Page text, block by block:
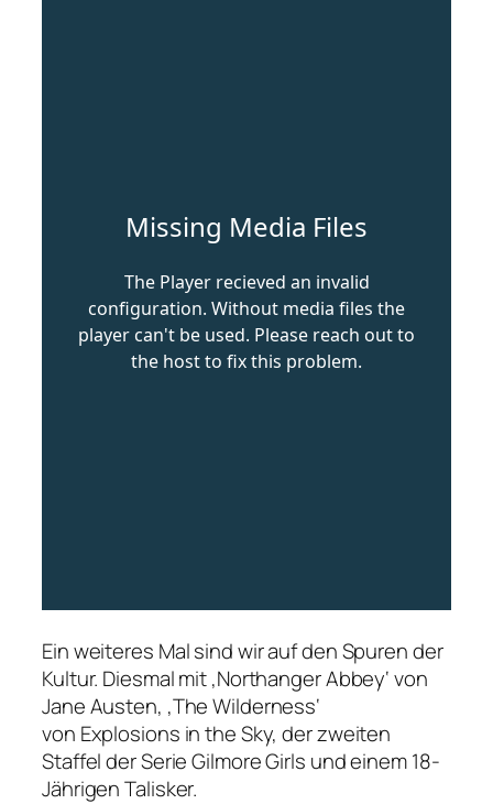
Ein weiteres Mal sind wir auf den Spuren der
Kultur. Diesmal mit ‚Northanger Abbey‘ von
Jane Austen, ‚The Wilderness‘
von Explosions in the Sky, der zweiten
Staffel der Serie Gilmore Girls und einem 18-
Jährigen Talisker.